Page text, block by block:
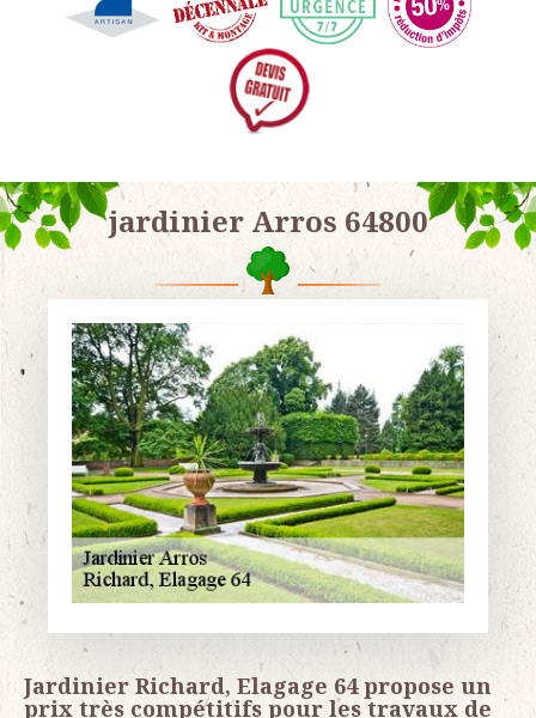
jardinier Arros 64800
Jardinier Richard, Elagage 64 propose un
prix très compétitifs pour les travaux de